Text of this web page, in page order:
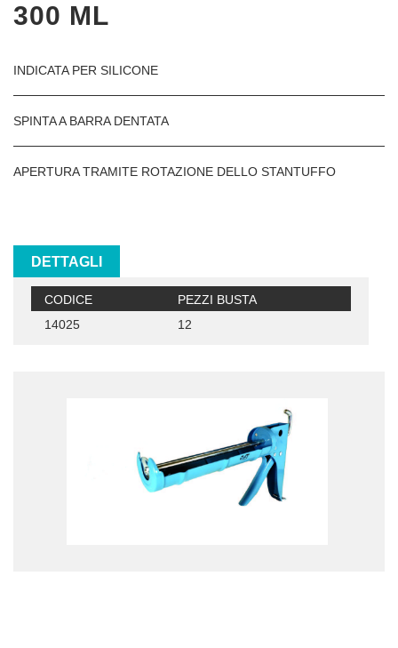
300 ML
INDICATA PER SILICONE
SPINTA A BARRA DENTATA
APERTURA TRAMITE ROTAZIONE DELLO STANTUFFO
DETTAGLI
CODICE
PEZZI BUSTA
14025
12